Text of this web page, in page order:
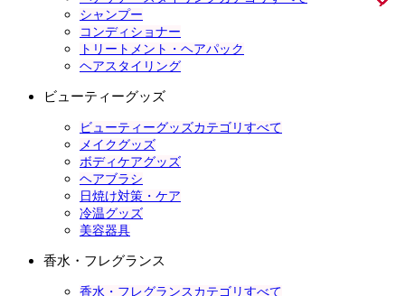
シャンプー
コンディショナー
トリートメント・ヘアパック
ヘアスタイリング
ビューティーグッズ
ビューティーグッズカテゴリすべて
メイクグッズ
ボディケアグッズ
ヘアブラシ
日焼け対策・ケア
冷温グッズ
美容器具
香水・フレグランス
香水・フレグランスカテゴリすべて